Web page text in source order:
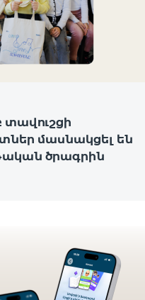
տավուշցի
մասնակցել են
ծրագրին